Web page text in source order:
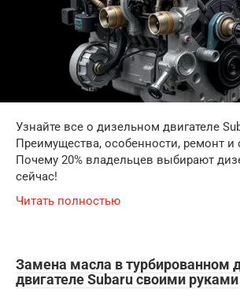
Узнайте все о дизельном двигателе
Преимущества, особенности, ремонт и
Почему 20% владельцев выбирают
сейчас!
Читать полностью
Замена масла в турбированном
двигателе Subaru своими руками